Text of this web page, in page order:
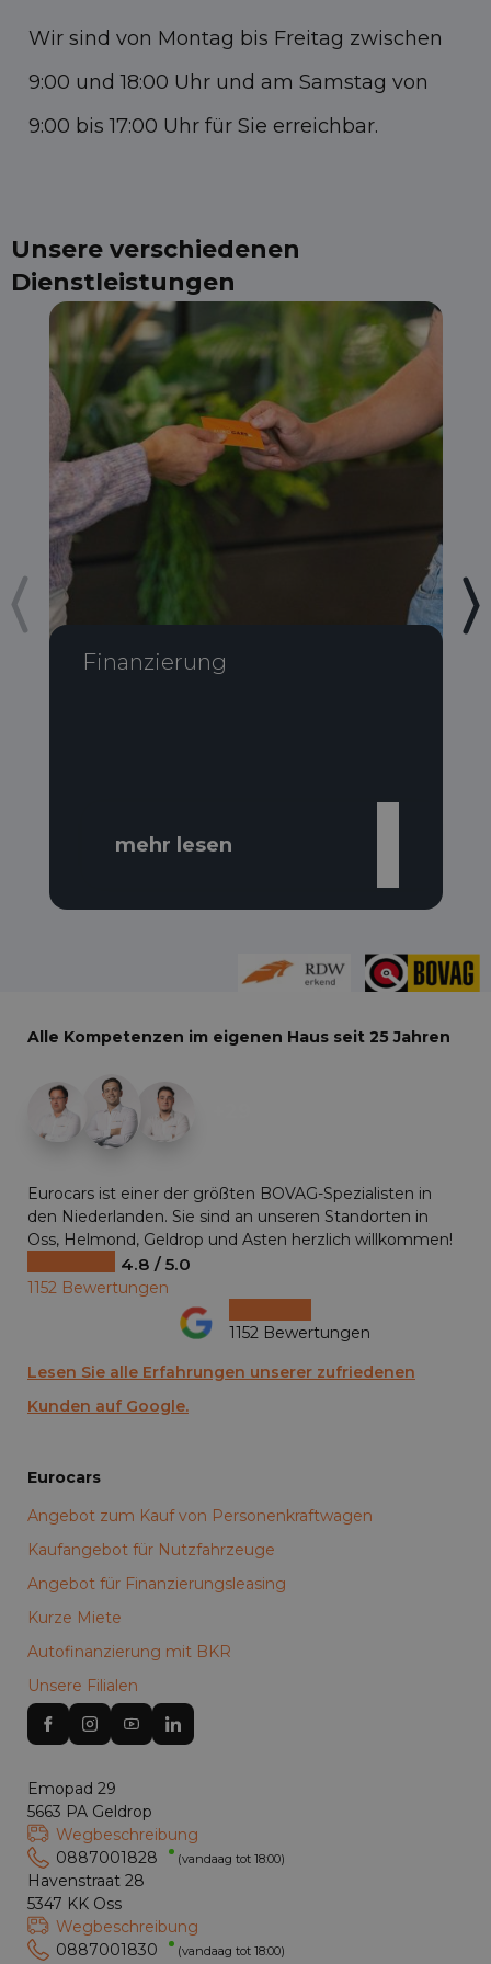
Wir sind von Montag bis Freitag zwischen
9:00 und 18:00 Uhr und am Samstag von
9:00 bis 17:00 Uhr für Sie erreichbar.
Unsere verschiedenen
Dienstleistungen
Finanzierung
mehr lesen
Alle Kompetenzen im eigenen Haus seit 25 Jahren
Eurocars ist einer der größten BOVAG-Spezialisten in
den Niederlanden. Sie sind an unseren Standorten in
Oss, Helmond, Geldrop und Asten herzlich willkommen!
4.8 / 5.0
1152 Bewertungen
1152 Bewertungen
Lesen Sie alle Erfahrungen unserer zufriedenen
Kunden auf Google.
Eurocars
Angebot zum Kauf von Personenkraftwagen
Kaufangebot für Nutzfahrzeuge
Angebot für Finanzierungsleasing
Kurze Miete
Autofinanzierung mit BKR
Unsere Filialen
Emopad 29
5663 PA Geldrop
Wegbeschreibung
0887001828
(vandaag tot 18:00)
Havenstraat 28
5347 KK Oss
Wegbeschreibung
0887001830
(vandaag tot 18:00)